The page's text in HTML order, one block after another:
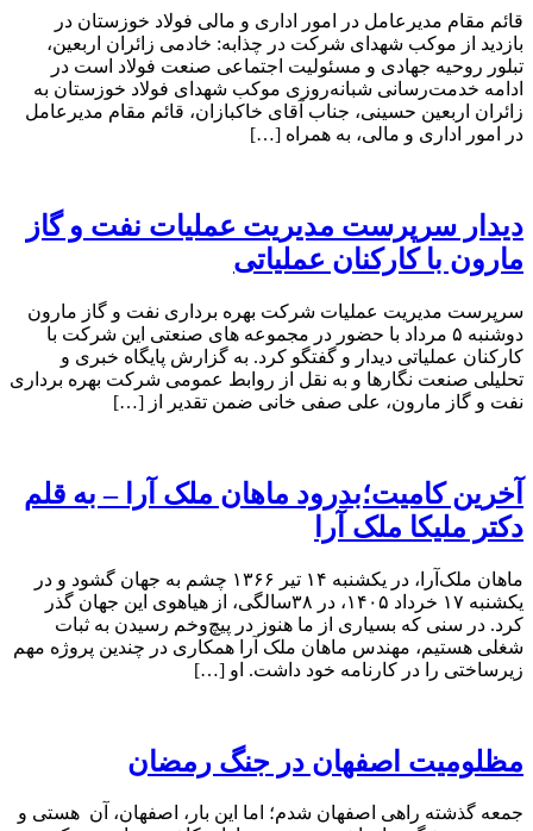
قائم مقام مدیرعامل در امور اداری و مالی فولاد خوزستان در
بازدید از موکب شهدای شرکت در چذابه: خادمی زائران اربعین،
تبلور روحیه جهادی و مسئولیت اجتماعی صنعت فولاد است در
ادامه خدمت‌رسانی شبانه‌روزی موکب شهدای فولاد خوزستان به
زائران اربعین حسینی، جناب آقای خاکبازان، قائم مقام مدیرعامل
در امور اداری و مالی، به همراه […]
دیدار سرپرست مدیریت عملیات نفت و گاز
مارون با کارکنان عملیاتی
سرپرست مدیریت عملیات شرکت بهره برداری نفت و گاز مارون
دوشنبه ۵ مرداد با حضور در مجموعه های صنعتی این شرکت با
کارکنان عملیاتی دیدار و گفتگو کرد. به گزارش پایگاه خبری و
تحلیلی صنعت نگارها و به نقل از روابط عمومی شرکت بهره برداری
نفت و گاز مارون، علی صفی خانی ضمن تقدیر از […]
آخرین کامیت؛بدرود ماهان ملک آرا – به قلم
دکتر ملیکا ملک آرا
ماهان ملک‌آرا، در یکشنبه ۱۴ تیر ۱۳۶۶ چشم به جهان گشود و در
یکشنبه ۱۷ خرداد ۱۴۰۵، در ۳۸سالگی، از هیاهوی این جهان گذر
کرد. در سنی که بسیاری از ما هنوز در پیچ‌وخم رسیدن به ثبات
شغلی هستیم، مهندس ماهان ملک آرا همکاری در چندین پروژه مهم
زیرساختی را در کارنامه خود داشت. او […]
مظلومیت اصفهان در جنگ رمضان
جمعه گذشته راهی اصفهان شدم؛ اما این بار، اصفهان، آن هستی و